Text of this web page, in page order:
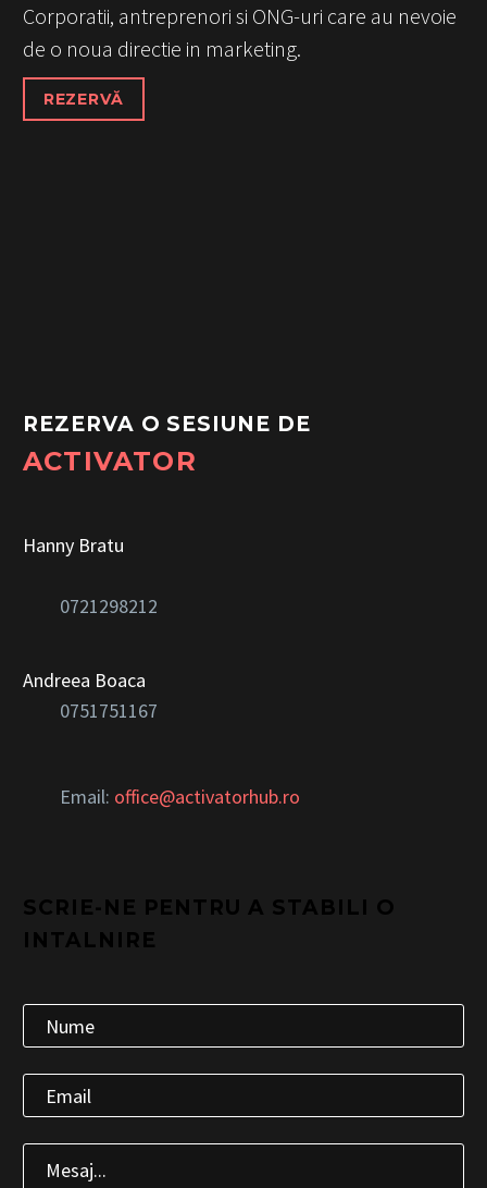
Corporatii, antreprenori si ONG-uri care au nevoie
de o noua directie in marketing.
REZERVĂ
REZERVA O SESIUNE DE
ACTIVATOR
Hanny Bratu
0721298212
Andreea Boaca
0751751167
Email: office@activatorhub.ro
SCRIE-NE PENTRU A STABILI O
INTALNIRE